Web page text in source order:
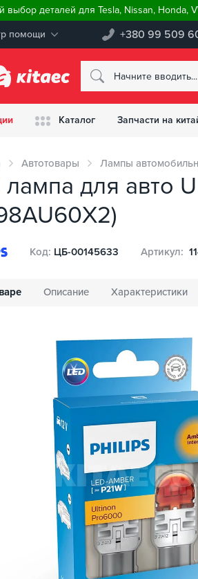
выбор деталей для Tesla, Nissan, Honda,
помощи +380 99 509
Каталог Запчасти на
Автотовары Лампы
лампа для авто
Описание Характеристики
Код: ЦБ-00145633 Артикул: